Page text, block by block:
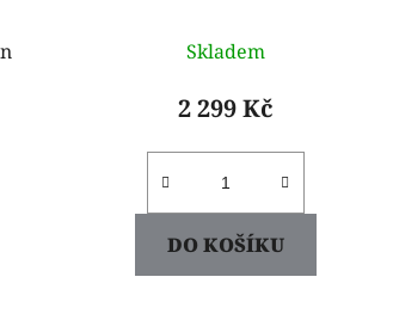
Skladem
2 299 Kč
DO KOŠÍKU